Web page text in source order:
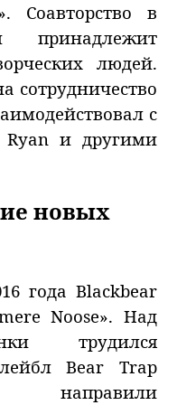
Соавторство в
принадлежит
людей.
сотрудничество
с
Ryan и другими
новых
года Blackbear
Noose». Над
трудился
Bear Trap
направили